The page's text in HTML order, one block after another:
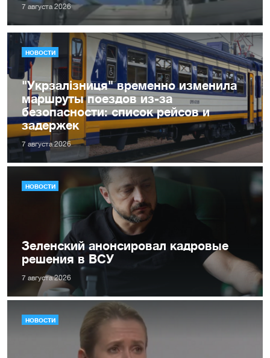
7 августа 2026
НОВОСТИ
"Укрзалізниця" временно изменила
маршруты поездов из-за
безопасности: список рейсов и
задержек
7 августа 2026
НОВОСТИ
Зеленский анонсировал кадровые
решения в ВСУ
7 августа 2026
НОВОСТИ